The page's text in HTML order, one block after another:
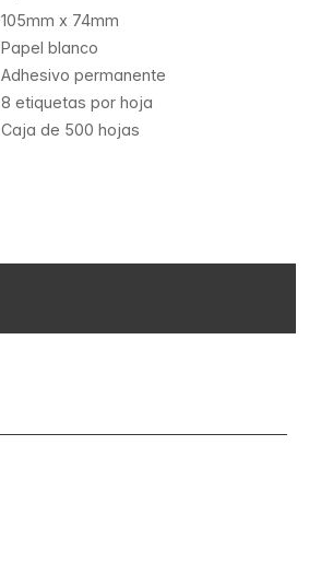
105mm x 74mm
Papel blanco
Adhesivo permanente
8 etiquetas por hoja
Caja de 500 hojas